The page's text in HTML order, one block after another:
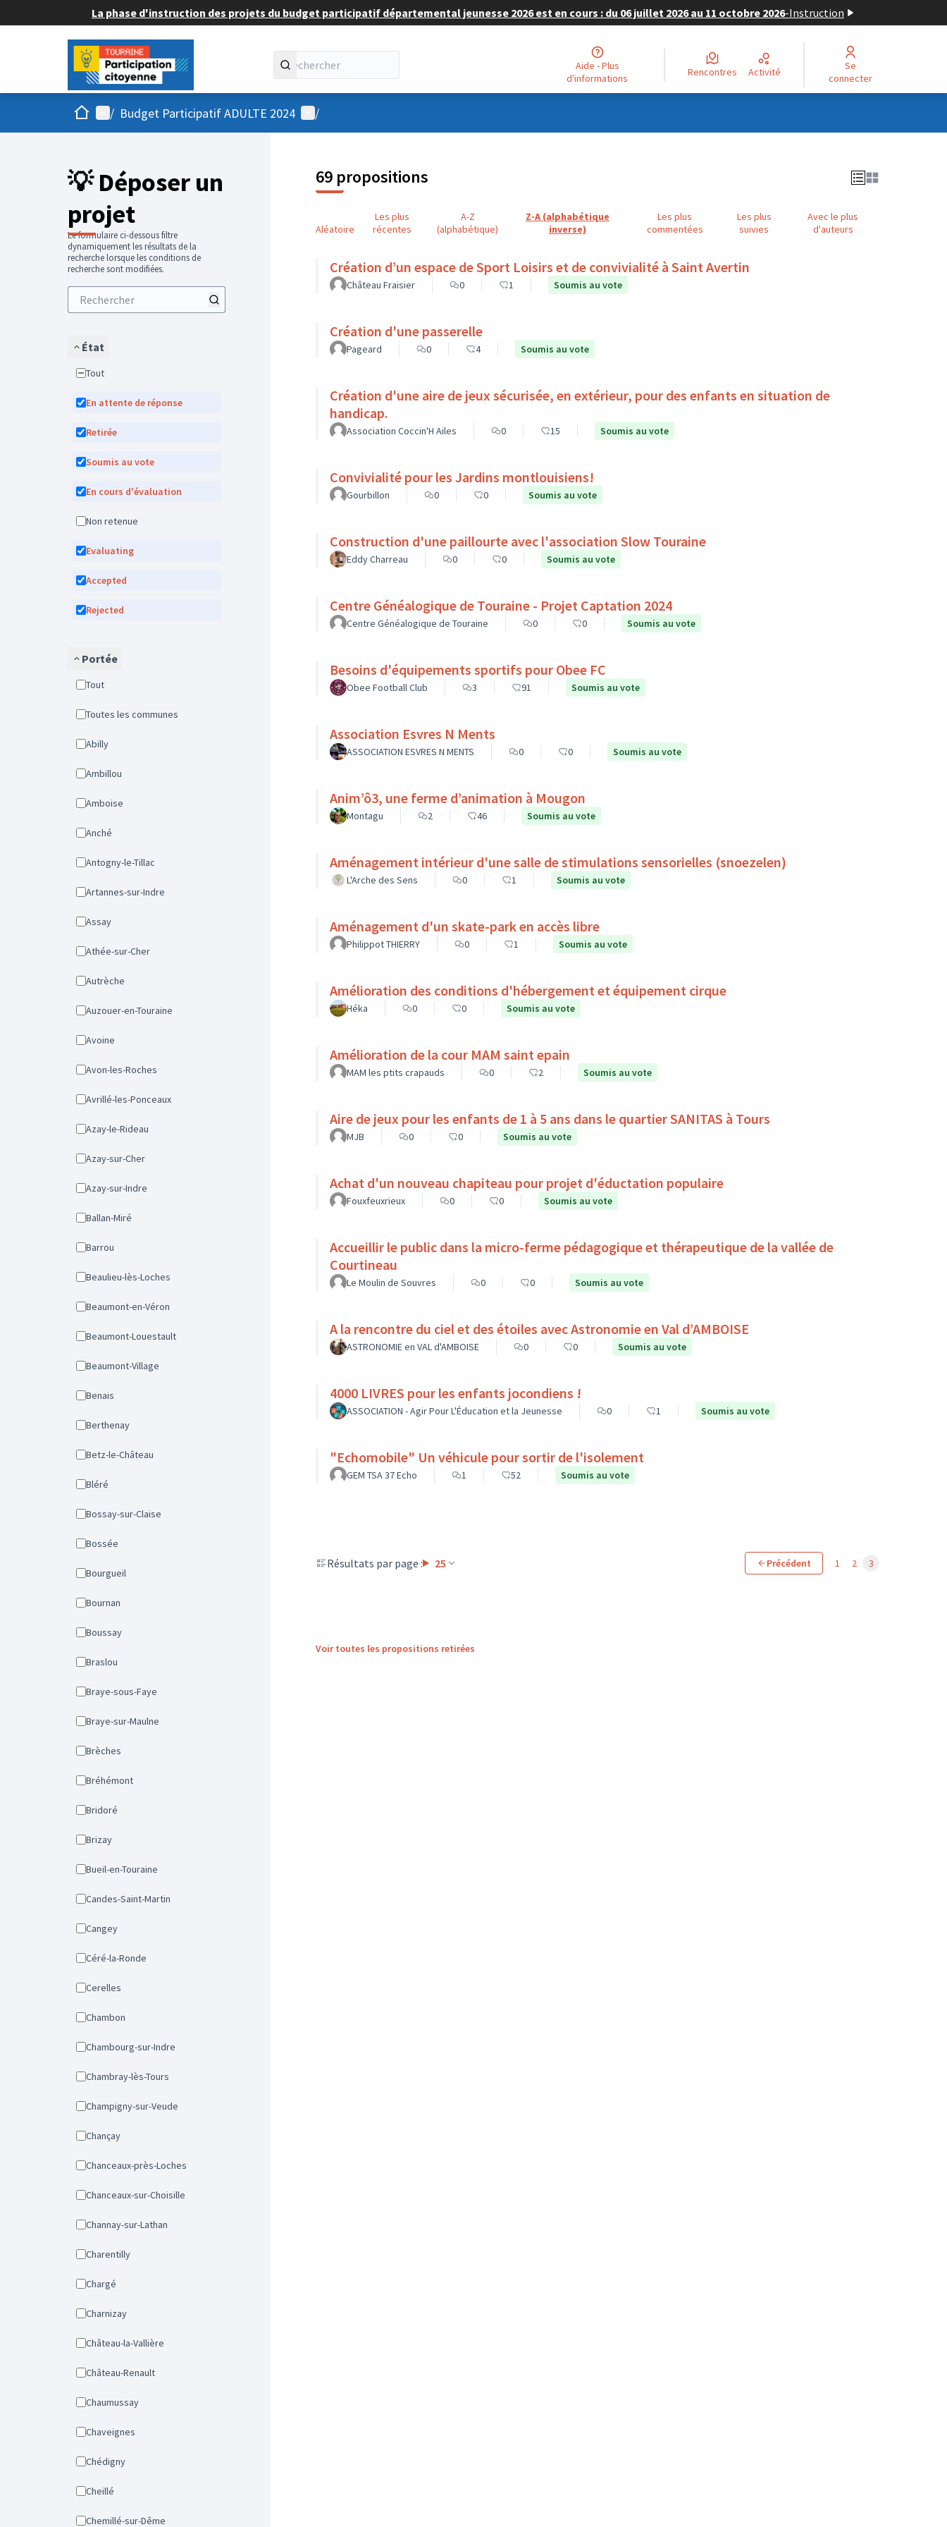
La phase d'instruction des projets du budget participatif départemental jeunesse 2026 est en cours : du 06 juillet 2026 au 11 octobre 2026-Instruction
Aide - Plus
d'informations
Rencontres Activité
Se
connecter
AccueilMenu principal
/ Budget Participatif ADULTE 2024 Menu utilisateur
/
💡 Déposer un
projet
Le formulaire ci-dessous filtre
dynamiquement les résultats de la
recherche lorsque les conditions de
recherche sont modifiées.
État
Tout
En attente de réponse
Retirée
Soumis au vote
En cours d'évaluation
Non retenue
Evaluating
Accepted
Rejected
Portée
Tout
Toutes les communes
Abilly
Ambillou
Amboise
Anché
Antogny-le-Tillac
Artannes-sur-Indre
Assay
Athée-sur-Cher
Autrèche
Auzouer-en-Touraine
Avoine
Avon-les-Roches
Avrillé-les-Ponceaux
Azay-le-Rideau
Azay-sur-Cher
Azay-sur-Indre
Ballan-Miré
Barrou
Beaulieu-lès-Loches
Beaumont-en-Véron
Beaumont-Louestault
Beaumont-Village
Benais
Berthenay
Betz-le-Château
Bléré
Bossay-sur-Claise
Bossée
Bourgueil
Bournan
Boussay
Braslou
Braye-sous-Faye
Braye-sur-Maulne
Brèches
Bréhémont
Bridoré
Brizay
Bueil-en-Touraine
Candes-Saint-Martin
Cangey
Céré-la-Ronde
Cerelles
Chambon
Chambourg-sur-Indre
Chambray-lès-Tours
Champigny-sur-Veude
Chançay
Chanceaux-près-Loches
Chanceaux-sur-Choisille
Channay-sur-Lathan
Charentilly
Chargé
Charnizay
Château-la-Vallière
Château-Renault
Chaumussay
Chaveignes
Chédigny
Cheillé
Chemillé-sur-Dême
69 propositions
Aléatoire
Les plus
récentes
A-Z
(alphabétique)
Z-A (alphabétique
inverse)
Les plus
commentées
Les plus
suivies
Avec le plus
d'auteurs
Création d’un espace de Sport Loisirs et de convivialité à Saint Avertin
Château Fraisier 0 1 Soumis au vote
Création d'une passerelle
Pageard 0 4 Soumis au vote
Création d'une aire de jeux sécurisée, en extérieur, pour des enfants en situation de
handicap.
Association Coccin'H Ailes 0 15 Soumis au vote
Convivialité pour les Jardins montlouisiens!
Gourbillon 0 0 Soumis au vote
Construction d'une paillourte avec l'association Slow Touraine
Eddy Charreau 0 0 Soumis au vote
Centre Généalogique de Touraine - Projet Captation 2024
Centre Généalogique de Touraine 0 0 Soumis au vote
Besoins d'équipements sportifs pour Obee FC
Obee Football Club 3 91 Soumis au vote
Association Esvres N Ments
ASSOCIATION ESVRES N MENTS 0 0 Soumis au vote
Anim’ô3, une ferme d’animation à Mougon
Montagu 2 46 Soumis au vote
Aménagement intérieur d'une salle de stimulations sensorielles (snoezelen)
L'Arche des Sens 0 1 Soumis au vote
Aménagement d'un skate-park en accès libre
Philippot THIERRY 0 1 Soumis au vote
Amélioration des conditions d'hébergement et équipement cirque
Héka 0 0 Soumis au vote
Amélioration de la cour MAM saint epain
MAM les ptits crapauds 0 2 Soumis au vote
Aire de jeux pour les enfants de 1 à 5 ans dans le quartier SANITAS à Tours
MJB 0 0 Soumis au vote
Achat d'un nouveau chapiteau pour projet d'éductation populaire
Fouxfeuxrieux 0 0 Soumis au vote
Accueillir le public dans la micro-ferme pédagogique et thérapeutique de la vallée de
Courtineau
Le Moulin de Souvres 0 0 Soumis au vote
A la rencontre du ciel et des étoiles avec Astronomie en Val d’AMBOISE
ASTRONOMIE en VAL d'AMBOISE 0 0 Soumis au vote
4000 LIVRES pour les enfants jocondiens !
ASSOCIATION - Agir Pour L'Éducation et la Jeunesse 0 1 Soumis au vote
"Echomobile" Un véhicule pour sortir de l'isolement
GEM TSA 37 Echo 1 52 Soumis au vote
Résultats par page : 25 Précédent 1 2 3
Voir toutes les propositions retirées